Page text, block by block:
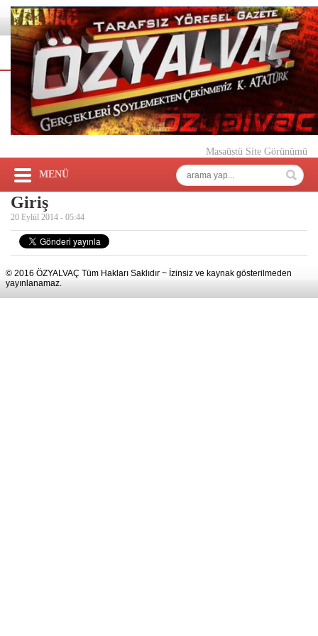
Masaüstü Site Görünümü
MENÜ
Giriş
20 Eylül 2014 - 05:44
© 2016 ÖZYALVAÇ Tüm Hakları Saklıdır ~ İzinsiz ve kaynak gösterilmeden
yayınlanamaz.